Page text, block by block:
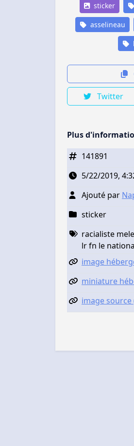
sticker
asselineau
Twitter
Plus
141891
5/22/2019,
Ajouté par
sticker
racialiste
lr fn le
image
miniature
image source